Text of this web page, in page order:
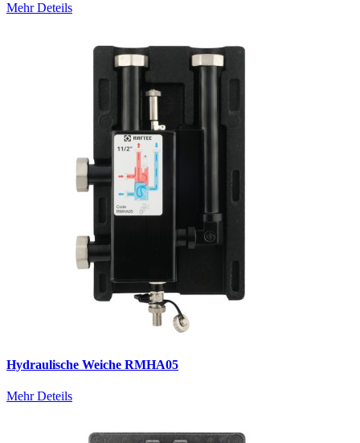
Mehr Deteils
Hydraulische Weiche RMHA05
Mehr Deteils